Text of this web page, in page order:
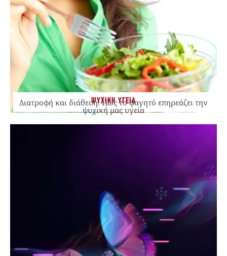
ΨΥΧΙΚΗ ΥΓΕΙΑ
Διατροφή και διάθεση: Πώς το φαγητό επηρεάζει την
ψυχική μας υγεία